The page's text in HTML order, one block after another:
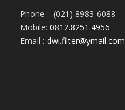
Phone : (021) 8983-6088
Mobile: 0812.8251.4956
Email : dwi.filter@ymail.com